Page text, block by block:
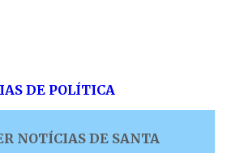
DE POLÍTICA
NOTÍCIAS DE SANTA